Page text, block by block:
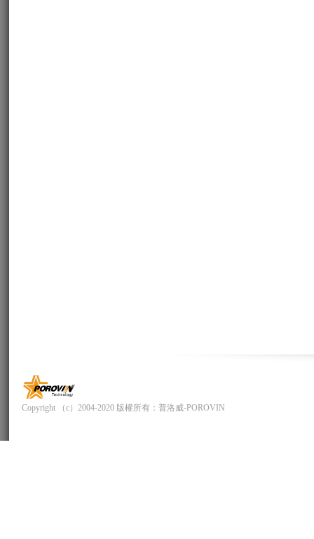
Copyright （c）2004-2020 版權所有：普洛威-POROVIN